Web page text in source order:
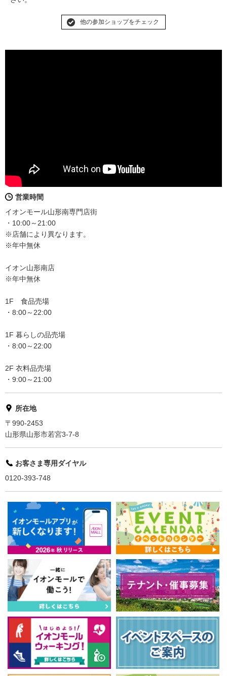
他の参加ショップをチェック
営業時間
イオンモール山形南専門店街
・10:00～21:00
※店舗により異なります。
※年中無休
イオン山形南店
※年中無休
1F 食品売場
・8:00～22:00
1F 暮らしの品売場
・8:00～22:00
2F 衣料品売場
・9:00～21:00
所在地
〒990-2453
山形県山形市若宮3-7-8
お客さま専用ダイヤル
0120-393-748